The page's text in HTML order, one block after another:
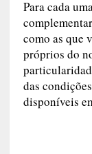
Para cada
como as que
próprios do
das
disponíveis